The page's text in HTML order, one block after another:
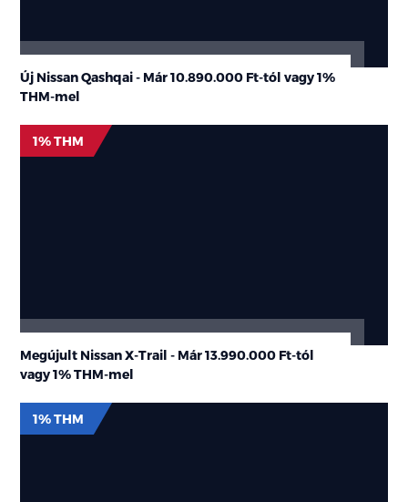
gépjármű
ajánlatok
Új Nissan Qashqai - Már10.890.000 Ft-tól vagy1%
THM-mel
Megújult Nissan X-Trail - Már13.990.000 Ft-tól
vagy1% THM-mel
1% THM
1% THM